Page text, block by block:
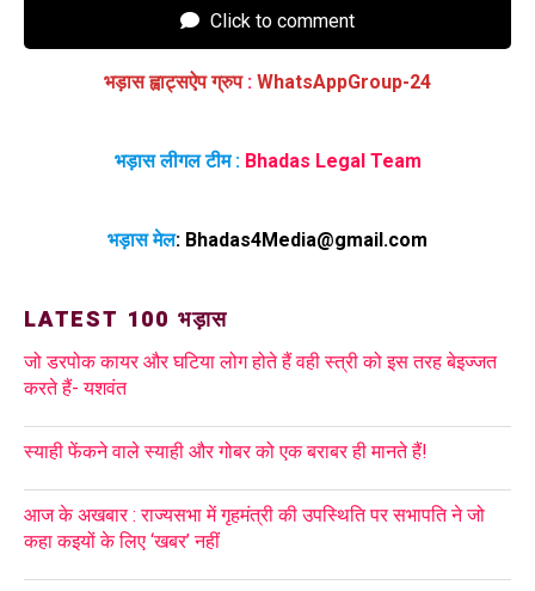
Click to comment
भड़ास ह्वाट्सऐप ग्रुप : WhatsAppGroup-24
भड़ास लीगल टीम : Bhadas Legal Team
भड़ास मेल: Bhadas4Media@gmail.com
LATEST 100 भड़ास
जो डरपोक कायर और घटिया लोग होते हैं वही स्त्री को इस तरह बेइज्जत
करते हैं- यशवंत
स्याही फेंकने वाले स्याही और गोबर को एक बराबर ही मानते हैं!
आज के अखबार : राज्यसभा में गृहमंत्री की उपस्थिति पर सभापति ने जो
कहा कइयों के लिए ‘खबर’ नहीं